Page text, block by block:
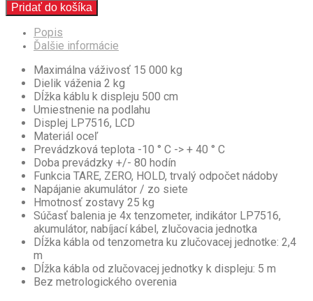
Pridať do košíka
Popis
Ďalšie informácie
Maximálna váživosť 15 000 kg
Dielik váženia 2 kg
Dĺžka káblu k displeju 500 cm
Umiestnenie na podlahu
Displej LP7516, LCD
Materiál oceľ
Prevádzková teplota -10 ° C -> + 40 ° C
Doba prevádzky +/- 80 hodín
Funkcia TARE, ZERO, HOLD, trvalý odpočet nádoby
Napájanie akumulátor / zo siete
Hmotnosť zostavy 25 kg
Súčasť balenia je 4x tenzometer, indikátor LP7516,
akumulátor, nabíjací kábel, zlučovacia jednotka
Dĺžka kábla od tenzometra ku zlučovacej jednotke: 2,4
m
Dĺžka kábla od zlučovacej jednotky k displeju: 5 m
Bez metrologického overenia